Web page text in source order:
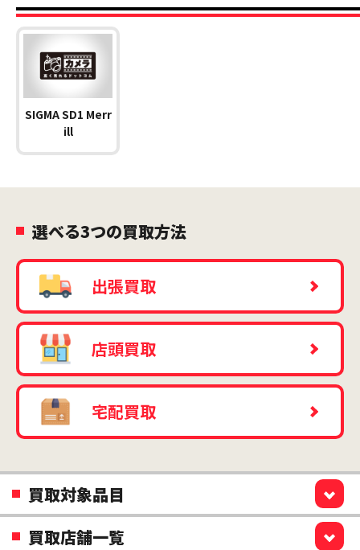
SIGMA SD1 Merr
ill
選べる3つの買取方法
出張買取
店頭買取
宅配買取
買取対象品目
買取店舗一覧